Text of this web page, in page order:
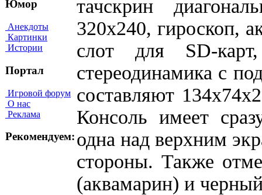
Юмор
Анекдоты
Картинки
Истории
Портал
Игровой форум
О нас
Реклама
Рекомендуем:
тачскрин
320x240, гироскоп,
слот для SD-
стереодинамика с
составляют
Консоль имеет
одна над верхним
стороны. Также
(аквамарин) и